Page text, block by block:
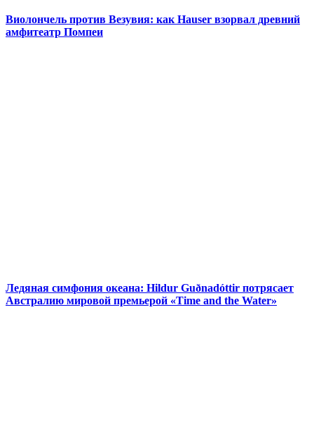
Виолончель против Везувия: как Hauser взорвал древний
амфитеатр Помпеи
Ледяная симфония океана: Hildur Guðnadóttir потрясает
Австралию мировой премьерой «Time and the Water»